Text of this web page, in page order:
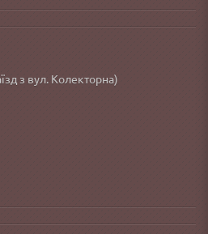
з вул. Колекторна)